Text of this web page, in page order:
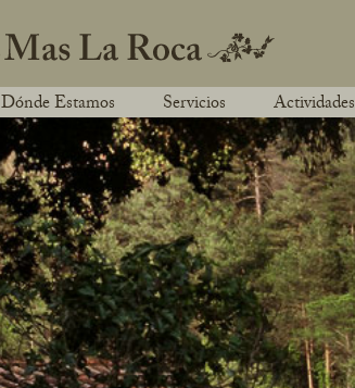
Dónde Estamos Servicios Actividades